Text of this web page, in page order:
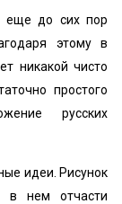
еще до сих пор
этому в
никакой чисто
простого
русских
идеи. Рисунок
в нем отчасти